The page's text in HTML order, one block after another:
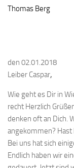
Thomas Berg
den 02.01.2018
Leiber Caspar,
Wie geht es Dir in
recht Herzlich
denken oft an Dich.
angekommen?
Bei uns hat sich
Endlich haben wir